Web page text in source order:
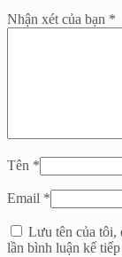
Nhận xét của bạn *
Tên *
Email *
Lưu tên của tôi,
lần bình luận kế